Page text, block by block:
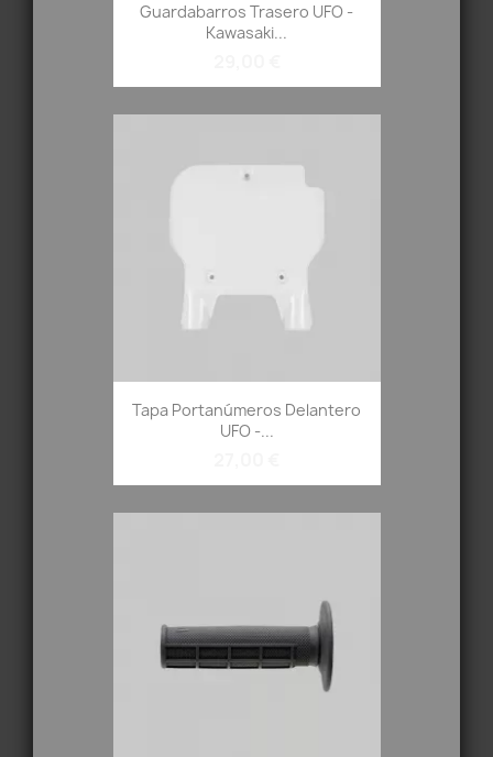
Guardabarros Trasero UFO -
Kawasaki...
Tapa Portanúmeros Delantero
UFO -...